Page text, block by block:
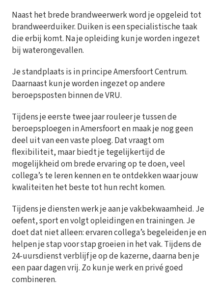
Naast het brede brandweerwerk word je opgeleid tot
brandweerduiker. Duiken is een specialistische taak
die erbij komt. Na je opleiding kun je worden ingezet
bij waterongevallen.
Je standplaats is in principe Amersfoort Centrum.
Daarnaast kun je worden ingezet op andere
beroepsposten binnen de VRU.
Tijdens je eerste twee jaar rouleer je tussen de
beroepsploegen in Amersfoort en maak je nog geen
deel uit van een vaste ploeg. Dat vraagt om
flexibiliteit, maar biedt je tegelijkertijd de
mogelijkheid om brede ervaring op te doen, veel
collega’s te leren kennen en te ontdekken waar jouw
kwaliteiten het beste tot hun recht komen.
Tijdens je diensten werk je aan je vakbekwaamheid. Je
oefent, sport en volgt opleidingen en trainingen. Je
doet dat niet alleen: ervaren collega’s begeleiden je en
helpen je stap voor stap groeien in het vak. Tijdens de
24-uursdienst verblijf je op de kazerne, daarna ben je
een paar dagen vrij. Zo kun je werk en privé goed
combineren.